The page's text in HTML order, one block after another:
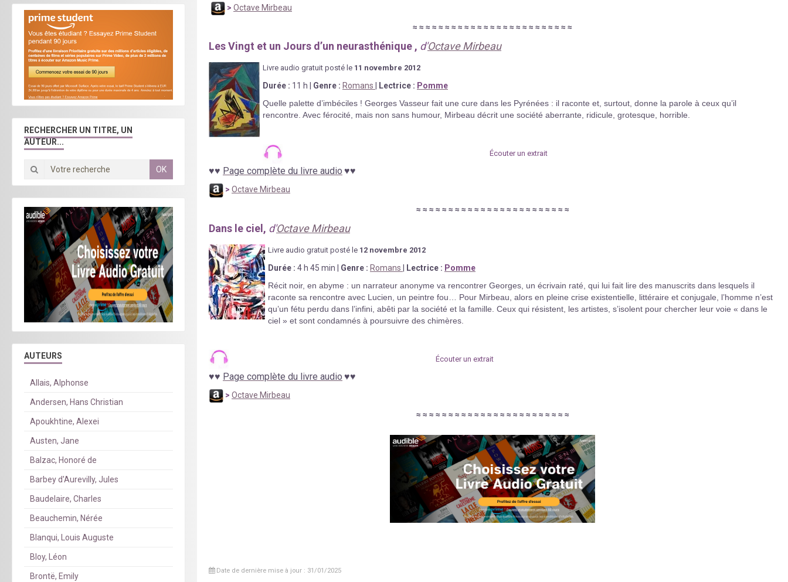
> Octave Mirbeau
≈ ≈ ≈ ≈ ≈ ≈ ≈ ≈ ≈ ≈ ≈ ≈ ≈ ≈ ≈ ≈ ≈ ≈ ≈ ≈ ≈ ≈ ≈ ≈ ≈
Les Vingt et un Jours d’un neurasthénique , d'Octave Mirbeau
Livre audio gratuit posté le 11 novembre 2012
Durée : 11 h Genre : Romans Lectrice : Pomme
Quelle palette d’imbéciles ! Georges Vasseur fait une cure dans les Pyrénées : il raconte et, surtout, donne la parole à ceux qu’il
rencontre. Avec férocité, mais non sans humour, Mirbeau décrit une société aberrante, ridicule, grotesque, horrible.
Écouter un extrait
♥♥ Page complète du livre audio ♥♥
> Octave Mirbeau
≈ ≈ ≈ ≈ ≈ ≈ ≈ ≈ ≈ ≈ ≈ ≈ ≈ ≈ ≈ ≈ ≈ ≈ ≈ ≈ ≈ ≈ ≈ ≈
Dans le ciel, d'Octave Mirbeau
Livre audio gratuit posté le 12 novembre 2012
Durée : 4 h 45 min | Genre : Romans | Lectrice : Pomme
Récit noir, en abyme : un narrateur anonyme va rencontrer Georges, un écrivain raté, qui lui fait lire des manuscrits dans lesquels il
raconte sa rencontre avec Lucien, un peintre fou… Pour Mirbeau, alors en pleine crise existentielle, littéraire et conjugale, l’homme n’est
qu’un fétu perdu dans l’infini, abêti par la société et la famille. Ceux qui résistent, les artistes, s’isolent pour chercher leur voie « dans le
ciel » et sont condamnés à poursuivre des chimères.
Écouter un extrait
♥♥ Page complète du livre audio ♥♥
> Octave Mirbeau
≈ ≈ ≈ ≈ ≈ ≈ ≈ ≈ ≈ ≈ ≈ ≈ ≈ ≈ ≈ ≈ ≈ ≈ ≈ ≈ ≈ ≈ ≈ ≈
Date de dernière mise à jour : 31/01/2025
RECHERCHER UN TITRE, UN
AUTEUR...
OK
AUTEURS
Allais, Alphonse
Andersen, Hans Christian
Apoukhtine, Alexei
Austen, Jane
Balzac, Honoré de
Barbey d'Aurevilly, Jules
Baudelaire, Charles
Beauchemin, Nérée
Blanqui, Louis Auguste
Bloy, Léon
Brontë, Emily